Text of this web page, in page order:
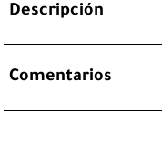
Descripción
Comentarios